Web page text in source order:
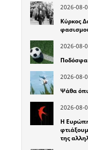
2026-08-
Κύρκος
2026-08-
2026-08-
Ψάθα
2026-08-
Η
της